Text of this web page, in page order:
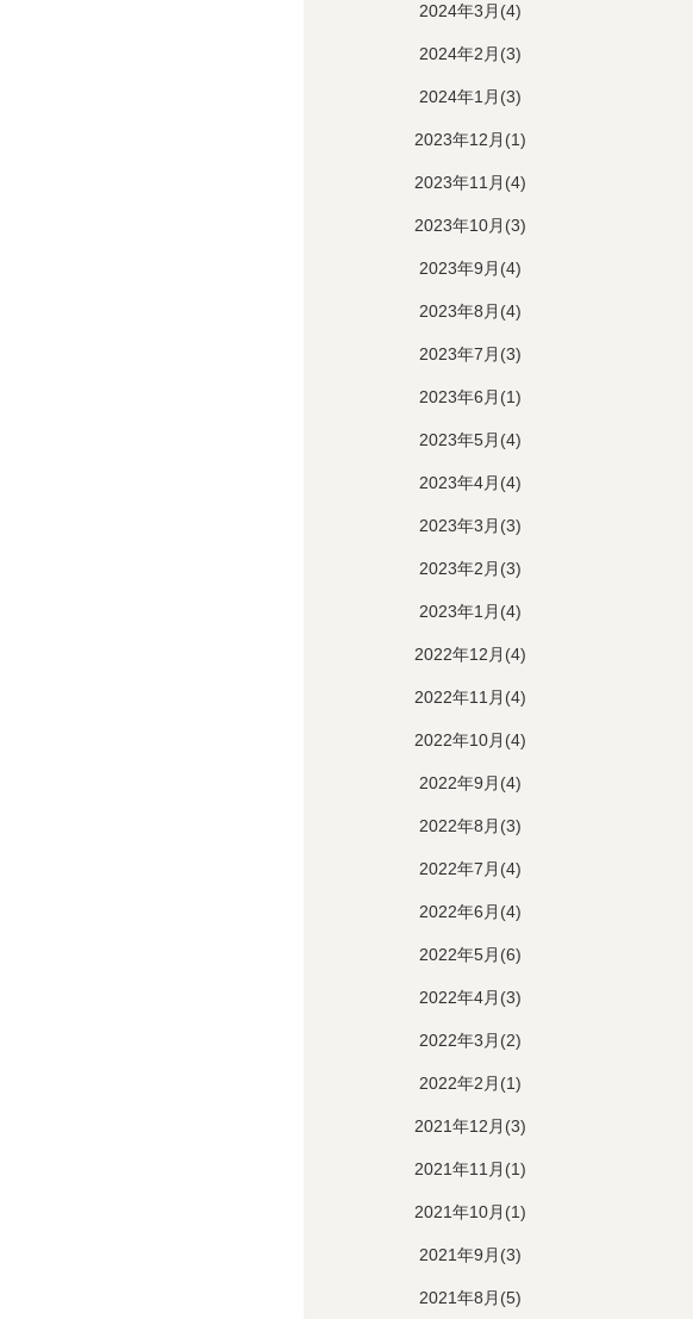
2024年3月(4)
2024年2月(3)
2024年1月(3)
2023年12月(1)
2023年11月(4)
2023年10月(3)
2023年9月(4)
2023年8月(4)
2023年7月(3)
2023年6月(1)
2023年5月(4)
2023年4月(4)
2023年3月(3)
2023年2月(3)
2023年1月(4)
2022年12月(4)
2022年11月(4)
2022年10月(4)
2022年9月(4)
2022年8月(3)
2022年7月(4)
2022年6月(4)
2022年5月(6)
2022年4月(3)
2022年3月(2)
2022年2月(1)
2021年12月(3)
2021年11月(1)
2021年10月(1)
2021年9月(3)
2021年8月(5)